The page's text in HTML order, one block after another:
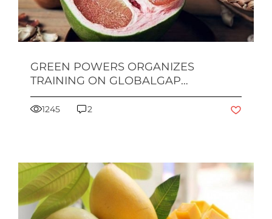
GREEN POWERS ORGANIZES
TRAINING ON GLOBALGAP
STANDARD FOR GREEN SKIN
POMELO GROWING AREA FOR
1245 2